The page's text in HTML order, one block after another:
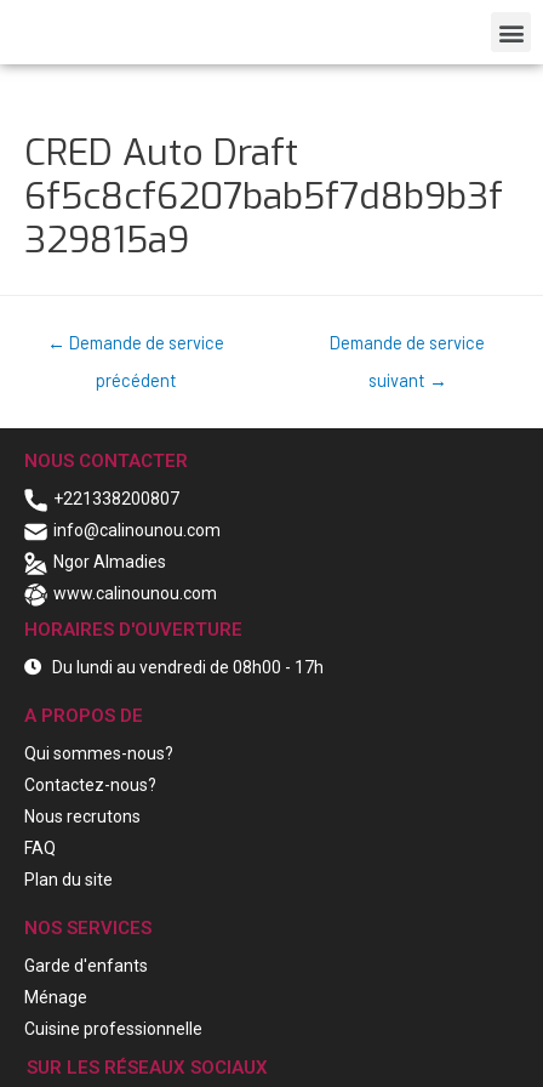
CRED Auto Draft
6f5c8cf6207bab5f7d8b9b3f
329815a9
← Demande de service
précédent
Demande de service
suivant →
NOUS CONTACTER
+221338200807
info@calinounou.com
Ngor Almadies
www.calinounou.com
HORAIRES D'OUVERTURE
Du lundi au vendredi de 08h00 - 17h
A PROPOS DE
Qui sommes-nous?
Contactez-nous?
Nous recrutons
FAQ
Plan du site
NOS SERVICES
Garde d'enfants
Ménage
Cuisine professionnelle
SUR LES RÉSEAUX SOCIAUX